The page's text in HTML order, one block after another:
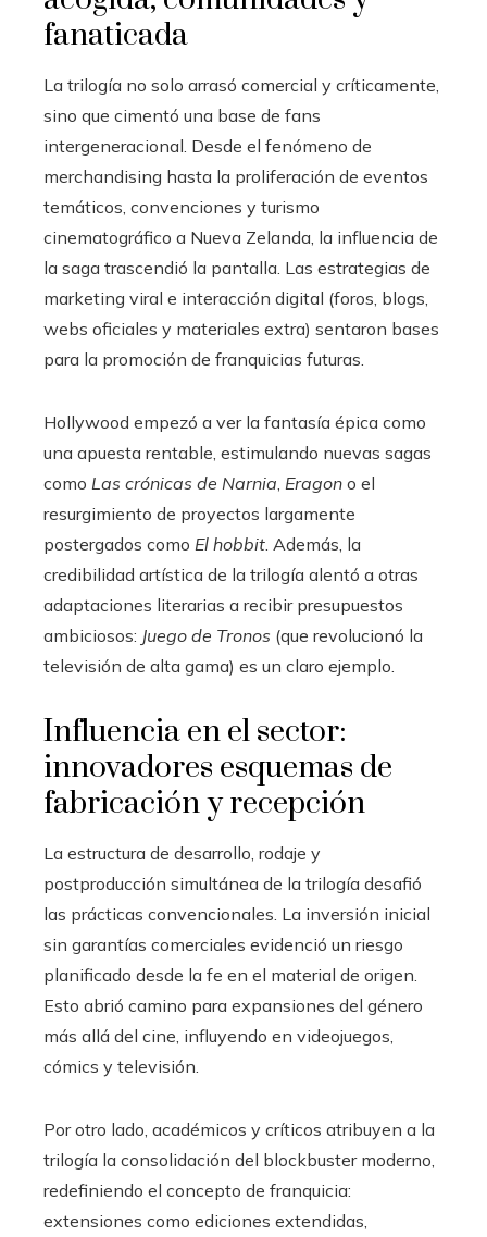
fanaticada
La trilogía no solo arrasó comercial y críticamente,
sino que cimentó una base de fans
intergeneracional. Desde el fenómeno de
merchandising hasta la proliferación de eventos
temáticos, convenciones y turismo
cinematográfico a Nueva Zelanda, la influencia de
la saga trascendió la pantalla. Las estrategias de
marketing viral e interacción digital (foros, blogs,
webs oficiales y materiales extra) sentaron bases
para la promoción de franquicias futuras.
Hollywood empezó a ver la fantasía épica como
una apuesta rentable, estimulando nuevas sagas
como Las crónicas de Narnia, Eragon o el
resurgimiento de proyectos largamente
postergados como El hobbit. Además, la
credibilidad artística de la trilogía alentó a otras
adaptaciones literarias a recibir presupuestos
ambiciosos: Juego de Tronos (que revolucionó la
televisión de alta gama) es un claro ejemplo.
Influencia en el sector:
innovadores esquemas de
fabricación y recepción
La estructura de desarrollo, rodaje y
postproducción simultánea de la trilogía desafió
las prácticas convencionales. La inversión inicial
sin garantías comerciales evidenció un riesgo
planificado desde la fe en el material de origen.
Esto abrió camino para expansiones del género
más allá del cine, influyendo en videojuegos,
cómics y televisión.
Por otro lado, académicos y críticos atribuyen a la
trilogía la consolidación del blockbuster moderno,
redefiniendo el concepto de franquicia:
extensiones como ediciones extendidas,